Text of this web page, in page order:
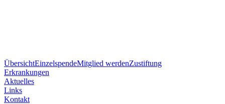
ÜbersichtEinzelspendeMitglied werdenZustiftung
Erkrankungen
Aktuelles
Links
Kontakt